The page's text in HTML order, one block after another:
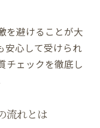
を避けることが大
安心して受けられ
チェックを徹底し
流れとは